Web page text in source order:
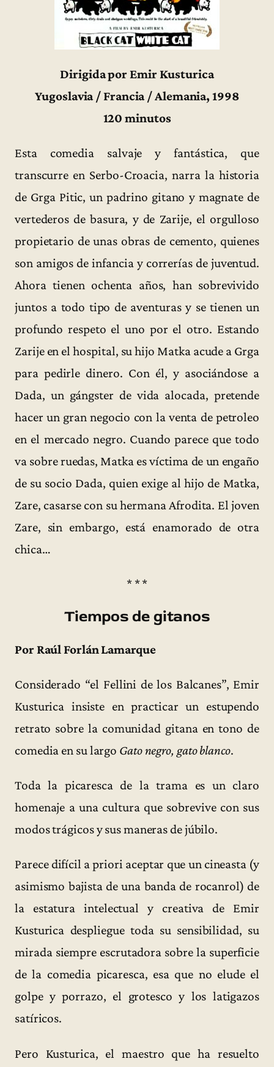
Dirigida por Emir Kusturica
Yugoslavia / Francia / Alemania, 1998
120 minutos
Esta comedia salvaje y fantástica, que
transcurre en Serbo-Croacia, narra la historia
de Grga Pitic, un padrino gitano y magnate de
vertederos de basura, y de Zarije, el orgulloso
propietario de unas obras de cemento, quienes
son amigos de infancia y correrías de juventud.
Ahora tienen ochenta años, han sobrevivido
juntos a todo tipo de aventuras y se tienen un
profundo respeto el uno por el otro. Estando
Zarije en el hospital, su hijo Matka acude a Grga
para pedirle dinero. Con él, y asociándose a
Dada, un gángster de vida alocada, pretende
hacer un gran negocio con la venta de petroleo
en el mercado negro. Cuando parece que todo
va sobre ruedas, Matka es víctima de un engaño
de su socio Dada, quien exige al hijo de Matka,
Zare, casarse con su hermana Afrodita. El joven
Zare, sin embargo, está enamorado de otra
chica…
* * *
Tiempos de gitanos
Por Raúl Forlán Lamarque
Considerado “el Fellini de los Balcanes”, Emir
Kusturica insiste en practicar un estupendo
retrato sobre la comunidad gitana en tono de
comedia en su largo Gato negro, gato blanco.
Toda la picaresca de la trama es un claro
homenaje a una cultura que sobrevive con sus
modos trágicos y sus maneras de júbilo.
Parece difícil a priori aceptar que un cineasta (y
asimismo bajista de una banda de rocanrol) de
la estatura intelectual y creativa de Emir
Kusturica despliegue toda su sensibilidad, su
mirada siempre escrutadora sobre la superficie
de la comedia picaresca, esa que no elude el
golpe y porrazo, el grotesco y los latigazos
satíricos.
Pero Kusturica, el maestro que ha resuelto